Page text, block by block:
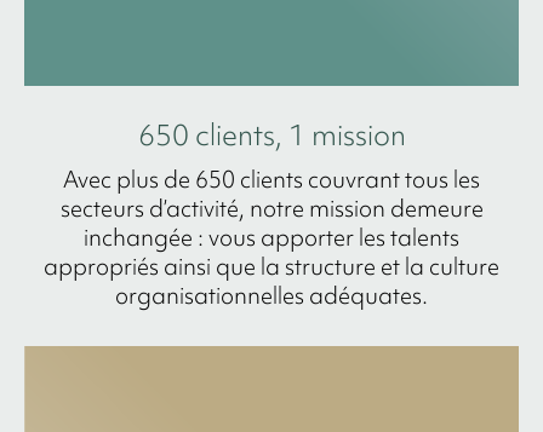
650 clients, 1 mission
Avec plus de 650 clients couvrant tous les
secteurs d’activité, notre mission demeure
inchangée : vous apporter les talents
appropriés ainsi que la structure et la culture
organisationnelles adéquates.